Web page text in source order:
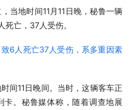
当地时间11月11日晚，秘鲁一辆
亡，37人受伤。
间11日晚间。当时，这辆客车正
卡。秘鲁媒体称，随着调查地展